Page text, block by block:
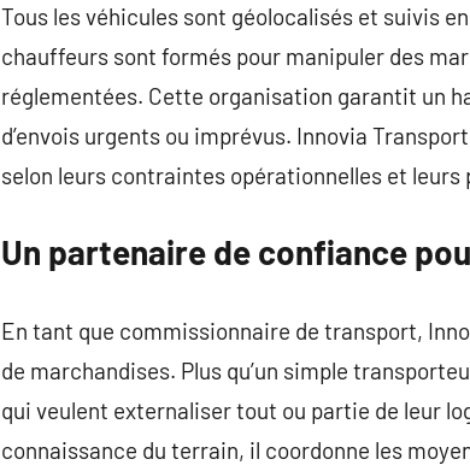
Tous les véhicules sont géolocalisés et suivis
chauffeurs sont formés pour manipuler des
réglementées. Cette organisation garantit un
d’envois urgents ou imprévus. Innovia
selon leurs contraintes opérationnelles et leurs
Un partenaire de confiance
En tant que commissionnaire de transport,
de marchandises. Plus qu’un simple
qui veulent externaliser tout ou partie de leur
connaissance du terrain, il coordonne les